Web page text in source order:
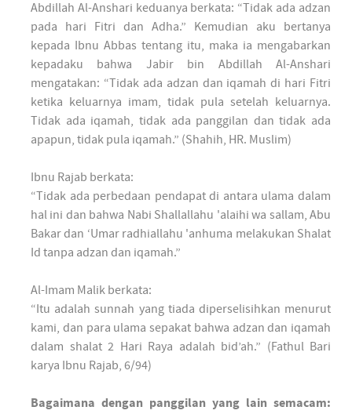
Abdillah Al-Anshari keduanya berkata: “Tidak ada adzan
pada hari Fitri dan Adha.” Kemudian aku bertanya
kepada Ibnu Abbas tentang itu, maka ia mengabarkan
kepadaku bahwa Jabir bin Abdillah Al-Anshari
mengatakan: “Tidak ada adzan dan iqamah di hari Fitri
ketika keluarnya imam, tidak pula setelah keluarnya.
Tidak ada iqamah, tidak ada panggilan dan tidak ada
apapun, tidak pula iqamah.” (Shahih, HR. Muslim)
Ibnu Rajab berkata:
“Tidak ada perbedaan pendapat di antara ulama dalam
hal ini dan bahwa Nabi Shallallahu 'alaihi wa sallam, Abu
Bakar dan ‘Umar radhiallahu 'anhuma melakukan Shalat
Id tanpa adzan dan iqamah.”
Al-Imam Malik berkata:
“Itu adalah sunnah yang tiada diperselisihkan menurut
kami, dan para ulama sepakat bahwa adzan dan iqamah
dalam shalat 2 Hari Raya adalah bid’ah.” (Fathul Bari
karya Ibnu Rajab, 6/94)
Bagaimana dengan panggilan yang lain semacam: